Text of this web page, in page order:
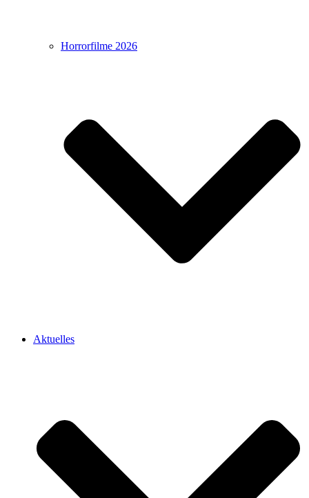
Horrorfilme 2026
Aktuelles